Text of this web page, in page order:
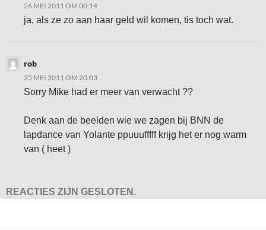
26 MEI 2011 OM 00:14
ja, als ze zo aan haar geld wil komen, tis toch wat.
rob
25 MEI 2011 OM 20:03
Sorry Mike had er meer van verwacht ??
Denk aan de beelden wie we zagen bij BNN de
lapdance van Yolante ppuuufffff krijg het er nog warm
van ( heet )
REACTIES ZIJN GESLOTEN.